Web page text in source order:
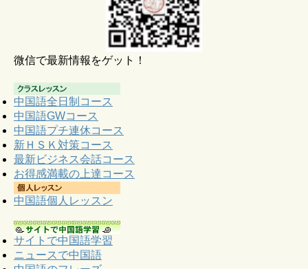
微信で最新情報をゲット！
中国語全日制コース
中国語GWコース
中国語プチ連休コース
新ＨＳＫ対策コース
最新ビジネス会話コース
お得感満載の上達コース
中国語個人レッスン
サイトで中国語学習
ニュースで中国語